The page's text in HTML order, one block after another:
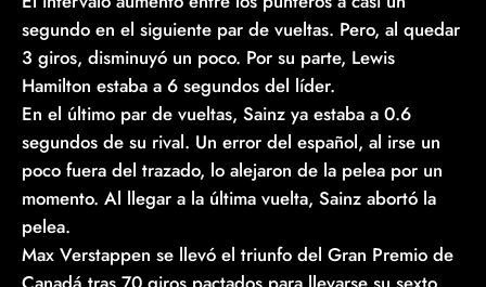
segundo en el siguiente par de vueltas. Pero, al quedar
3 giros, disminuyó un poco. Por su parte, Lewis
Hamilton estaba a 6 segundos del líder.
En el último par de vueltas, Sainz ya estaba a 0.6
segundos de su rival. Un error del español, al irse un
poco fuera del trazado, lo alejaron de la pelea por un
momento. Al llegar a la última vuelta, Sainz abortó la
pelea.
Max Verstappen se llevó el triunfo del Gran Premio de